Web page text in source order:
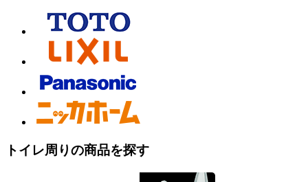
トイレ周りの商品を探す